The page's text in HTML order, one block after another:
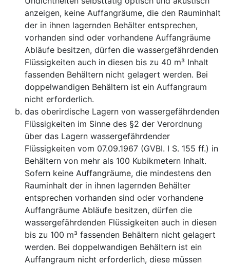
anzeigen, keine Auffangräume, die den Rauminhalt
der in ihnen lagernden Behälter entsprechen,
vorhanden sind oder vorhandene Auffangräume
Abläufe besitzen, dürfen die wassergefährdenden
Flüssigkeiten auch in diesen bis zu 40 m³ Inhalt
fassenden Behältern nicht gelagert werden. Bei
doppelwandigen Behältern ist ein Auffangraum
nicht erforderlich.
das oberirdische Lagern von wassergefährdenden
Flüssigkeiten im Sinne des §2 der Verordnung
über das Lagern wassergefährdender
Flüssigkeiten vom 07.09.1967 (GVBI. I S. 155 ff.) in
Behältern von mehr als 100 Kubikmetern Inhalt.
Sofern keine Auffangräume, die mindestens den
Rauminhalt der in ihnen lagernden Behälter
entsprechen vorhanden sind oder vorhandene
Auffangräume Abläufe besitzen, dürfen die
wassergefährdenden Flüssigkeiten auch in diesen
bis zu 100 m³ fassenden Behältern nicht gelagert
werden. Bei doppelwandigen Behältern ist ein
Auffangraum nicht erforderlich, diese müssen